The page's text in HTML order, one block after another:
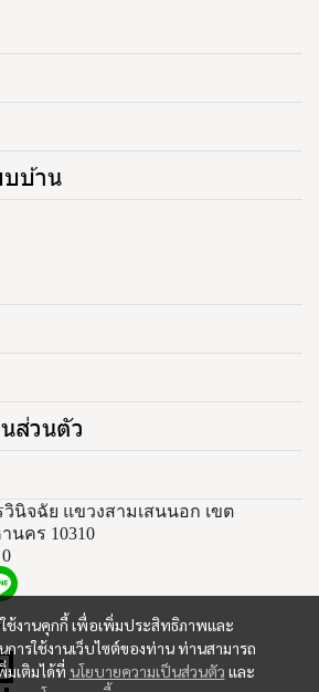
ช้งานคุกกี้ เพื่อเพิ่มประสิทธิภาพและ
ารใช้งานเว็บไซต์ของท่าน ท่านสามารถ
มเติมได้ที่ นโยบายความเป็นส่วนตัว และ
บบ้าน
ส่วนตัว
วินิจฉัย แขวงสามเสนนอก เขต
นคร 10310